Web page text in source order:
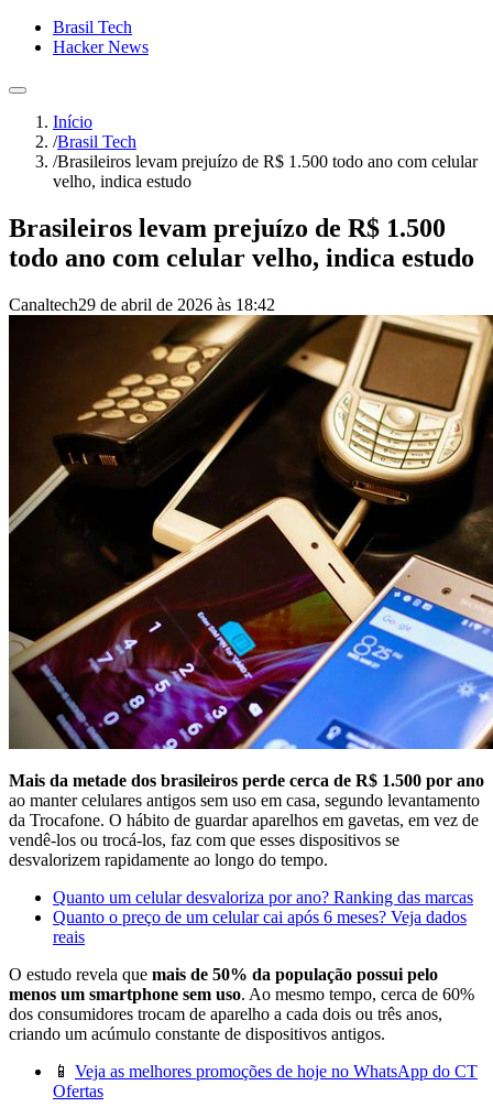
Brasil Tech
Hacker News
Início
/Brasil Tech
/Brasileiros levam prejuízo de R$ 1.500 todo ano com celular
velho, indica estudo
Brasileiros levam prejuízo de R$ 1.500
todo ano com celular velho, indica estudo
Canaltech29 de abril de 2026 às 18:42
Mais da metade dos brasileiros perde cerca de R$ 1.500 por ano
ao manter celulares antigos sem uso em casa, segundo levantamento
da Trocafone. O hábito de guardar aparelhos em gavetas, em vez de
vendê-los ou trocá-los, faz com que esses dispositivos se
desvalorizem rapidamente ao longo do tempo.
Quanto um celular desvaloriza por ano? Ranking das marcas
Quanto o preço de um celular cai após 6 meses? Veja dados
reais
O estudo revela que mais de 50% da população possui pelo
menos um smartphone sem uso. Ao mesmo tempo, cerca de 60%
dos consumidores trocam de aparelho a cada dois ou três anos,
criando um acúmulo constante de dispositivos antigos.
📱 Veja as melhores promoções de hoje no WhatsApp do CT
Ofertas